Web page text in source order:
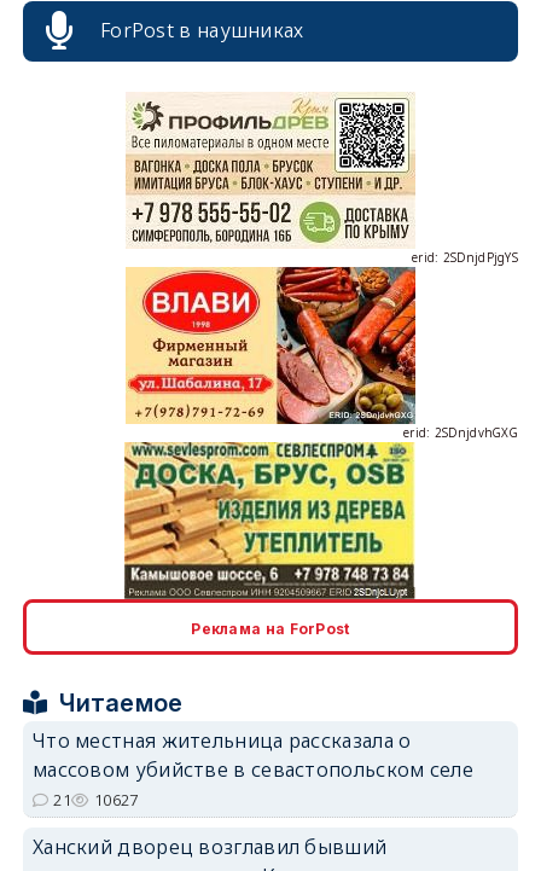
ForPost в наушниках
erid: 2SDnjdPjgYS
erid: 2SDnjdvhGXG
Реклама на ForPost
Читаемое
Что местная жительница рассказала о
массовом убийстве в севастопольском селе
21 10627
Ханский дворец возглавил бывший